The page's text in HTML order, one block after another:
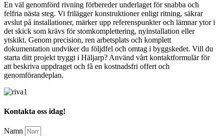
En väl genomförd rivning förbereder underlaget för snabba och
felfria nästa steg. Vi frilägger konstruktioner enligt ritning, säkrar
avslut på installationer, märker upp referenspunkter och lämnar ytor i
det skick som krävs för stomkomplettering, nyinstallation eller
ytskikt. Genom precision, ren arbetsplats och komplett
dokumentation undviker du följdfel och omtag i byggskedet. Vill du
starta ditt projekt tryggt i Häljarp? Använd vårt kontaktformulär för
att beskriva uppdraget och få en kostnadsfri offert och
genomförandeplan.
Kontakta oss idag!
Namn